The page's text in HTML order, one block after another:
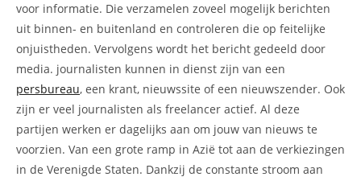
voor informatie. Die verzamelen zoveel mogelijk berichten
uit binnen- en buitenland en controleren die op feitelijke
onjuistheden. Vervolgens wordt het bericht gedeeld door
media. journalisten kunnen in dienst zijn van een
persbureau, een krant, nieuwssite of een nieuwszender. Ook
zijn er veel journalisten als freelancer actief. Al deze
partijen werken er dagelijks aan om jouw van nieuws te
voorzien. Van een grote ramp in Azië tot aan de verkiezingen
in de Verenigde Staten. Dankzij de constante stroom aan